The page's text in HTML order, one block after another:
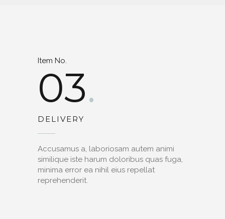
Item No.
03
DELIVERY
Accusamus a, laboriosam autem animi
similique iste harum doloribus quas fuga,
minima error ea nihil eius repellat
reprehenderit.